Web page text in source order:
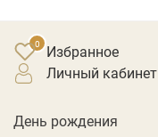
Избранное
личный кабинет
День рождения